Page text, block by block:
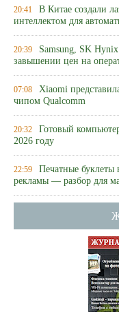
20:41 В Китае создали
интеллектом для
20:39 Samsung, SK
завышении цен на
07:08 Xiaomi
чипом Qualcomm
20:32 Готовый
2026 году
22:59 Печатные буклеты
рекламы — разбор для